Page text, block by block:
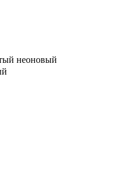
неоновый